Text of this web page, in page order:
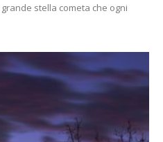
stella cometa che ogni